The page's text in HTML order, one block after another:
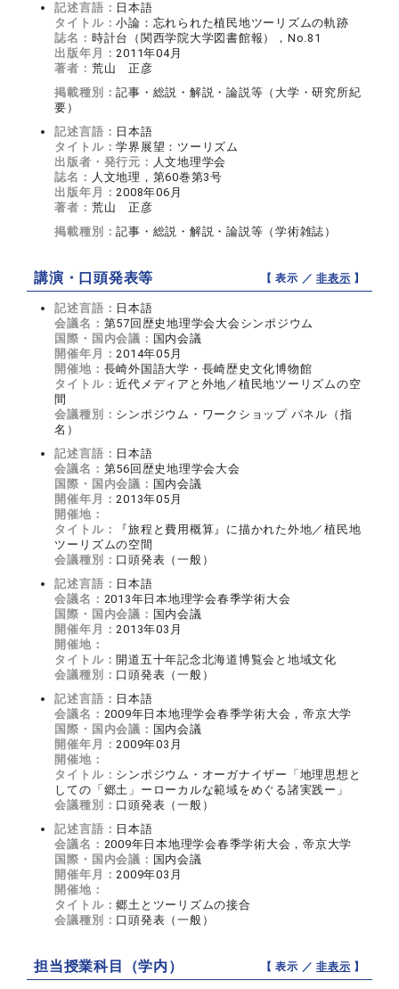
記述言語： 日本語
タイトル：小論：忘れられた植民地ツーリズムの軌跡
誌名： 時計台（関西学院大学図書館報），No.81
出版年月：2011年04月
著者： 荒山 正彦
掲載種別：記事・総説・解説・論説等（大学・研究所紀
要）
記述言語： 日本語
タイトル：学界展望：ツーリズム
出版者・発行元： 人文地理学会
誌名： 人文地理，第60巻第3号
出版年月：2008年06月
著者： 荒山 正彦
掲載種別：記事・総説・解説・論説等（学術雑誌）
講演・口頭発表等 【 表示 ／非表示 】
記述言語： 日本語
会議名： 第57回歴史地理学会大会シンポジウム
国際・国内会議： 国内会議
開催年月：2014年05月
開催地： 長崎外国語大学・長崎歴史文化博物館
タイトル：近代メディアと外地／植民地ツーリズムの空
間
会議種別： シンポジウム・ワークショップ パネル（指
名）
記述言語： 日本語
会議名： 第56回歴史地理学会大会
国際・国内会議： 国内会議
開催年月：2013年05月
開催地：
タイトル：
『旅程と費用概算』に描かれた外地／植民地
ツーリズムの空間
会議種別： 口頭発表（一般）
記述言語： 日本語
会議名： 2013年日本地理学会春季学術大会
国際・国内会議： 国内会議
開催年月：2013年03月
開催地：
タイトル： 開道五十年記念北海道博覧会と地域文化
会議種別： 口頭発表（一般）
記述言語： 日本語
会議名： 2009年日本地理学会春季学術大会，帝京大学
国際・国内会議： 国内会議
開催年月：2009年03月
開催地：
タイトル： シンポジウム・オーガナイザー「地理思想と
しての「郷土」ーローカルな範域をめぐる諸実践ー」
会議種別： 口頭発表（一般）
記述言語： 日本語
会議名： 2009年日本地理学会春季学術大会，帝京大学
国際・国内会議： 国内会議
開催年月：2009年03月
開催地：
タイトル：郷土とツーリズムの接合
会議種別： 口頭発表（一般）
担当授業科目（学内） 【 表示 ／非表示 】